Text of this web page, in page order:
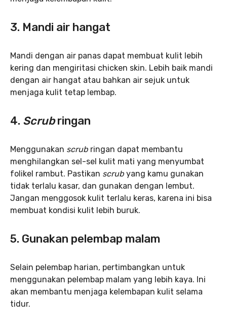
3. Mandi air hangat
Mandi dengan air panas dapat membuat kulit lebih
kering dan mengiritasi chicken skin. Lebih baik mandi
dengan air hangat atau bahkan air sejuk untuk
menjaga kulit tetap lembap.
4. Scrubringan
Menggunakan scrub ringan dapat membantu
menghilangkan sel-sel kulit mati yang menyumbat
folikel rambut. Pastikan scrub yang kamu gunakan
tidak terlalu kasar, dan gunakan dengan lembut.
Jangan menggosok kulit terlalu keras, karena ini bisa
membuat kondisi kulit lebih buruk.
5. Gunakan pelembap malam
Selain pelembap harian, pertimbangkan untuk
menggunakan pelembap malam yang lebih kaya. Ini
akan membantu menjaga kelembapan kulit selama
tidur.